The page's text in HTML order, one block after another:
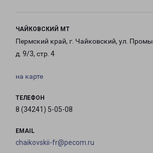
ЧАЙКОВСКИЙ МТ
Пермский край, г. Чайковский, ул.
д. 9/3, стр. 4
на карте
ТЕЛЕФОН
8 (34241) 5-05-08
EMAIL
chaikovskii-fr@pecom.ru